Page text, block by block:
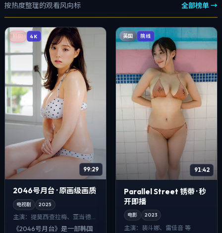
按热度整理的观看风向标 全部榜单 →
韩国 4K
99:29
2046号月台 · 原画级画质
电视剧 2025
主演： 提莫西·查拉梅、亚当·德赖
弗 等
《2046号月台》是一部韩国
英国 院线
91:42
Parallel Street 锈带 · 秒
开即播
电影 2023
主演： 裴斗娜、雷佳音 等